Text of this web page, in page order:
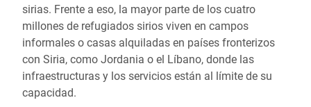
sirias. Frente a eso, la mayor parte de los cuatro
millones de refugiados sirios viven en campos
informales o casas alquiladas en países fronterizos
con Siria, como Jordania o el Líbano, donde las
infraestructuras y los servicios están al límite de su
capacidad.